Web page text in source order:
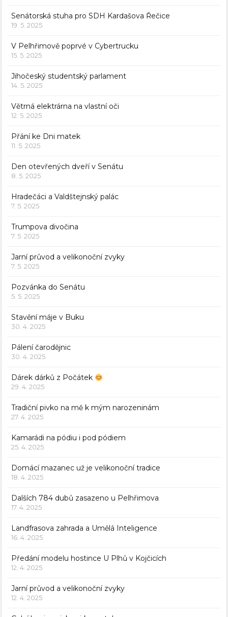
Senátorská stuha pro SDH Kardašova Řečice
19. 5. 2025
V Pelhřimově poprvé v Cybertrucku
15. 5. 2025
Jihočeský studentský parlament
14. 5. 2025
Větrná elektrárna na vlastní oči
12. 5. 2025
Přání ke Dni matek
11. 5. 2025
Den otevřených dveří v Senátu
8. 5. 2025
Hradečáci a Valdštejnský palác
7. 5. 2025
Trumpova divočina
7. 5. 2025
Jarní průvod a velikonoční zvyky
7. 5. 2025
Pozvánka do Senátu
5. 5. 2025
Stavění máje v Buku
30. 4. 2025
Pálení čarodějnic
30. 4. 2025
Dárek dárků z Počátek
29. 4. 2025
Tradiční pivko na mě k mým narozeninám
27. 4. 2025
Kamarádi na pódiu i pod pódiem
25. 4. 2025
Domácí mazanec už je velikonoční tradice
18. 4. 2025
Dalších 784 dubů zasazeno u Pelhřimova
17. 4. 2025
Landfrasova zahrada a Umělá Inteligence
16. 4. 2025
Předání modelu hostince U Plhů v Kojčicích
12. 4. 2025
Jarní průvod a velikonoční zvyky
12. 4. 2025